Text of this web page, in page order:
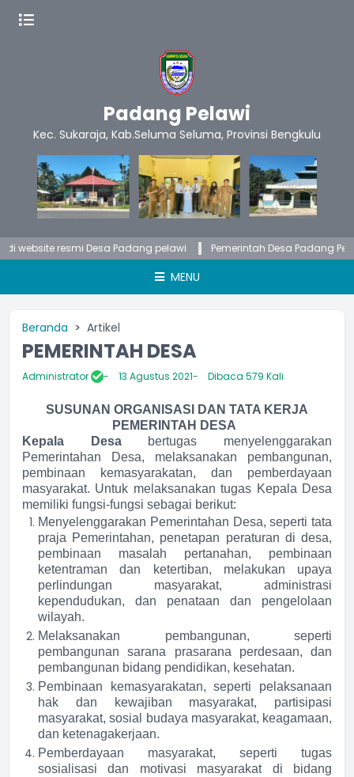
Padang Pelawi
Kec. Sukaraja, Kab.Seluma Seluma, Provinsi Bengkulu
resmi Desa Padang pelawi Pemerintah Desa Padang Pelawi
MENU
Beranda Artikel
PEMERINTAH DESA
Administrator 13 Agustus 2021 Dibaca 579 Kali
SUSUNAN ORGANISASI DAN TATA KERJA
PEMERINTAH DESA
Kepala Desabertugas menyelenggarakan
Pemerintahan Desa, melaksanakan pembangunan,
pembinaan kemasyarakatan, dan pemberdayaan
masyarakat. Untuk melaksanakan tugas Kepala Desa
memiliki fungsi-fungsi sebagai berikut:
Menyelenggarakan Pemerintahan Desa, seperti tata
praja Pemerintahan, penetapan peraturan di desa,
pembinaan masalah pertanahan, pembinaan
ketentraman dan ketertiban, melakukan upaya
perlindungan masyarakat, administrasi
kependudukan, dan penataan dan pengelolaan
wilayah.
Melaksanakan pembangunan, seperti
pembangunan sarana prasarana perdesaan, dan
pembangunan bidang pendidikan, kesehatan.
Pembinaan kemasyarakatan, seperti pelaksanaan
hak dan kewajiban masyarakat, partisipasi
masyarakat, sosial budaya masyarakat, keagamaan,
dan ketenagakerjaan.
Pemberdayaan masyarakat, seperti tugas
sosialisasi dan motivasi masyarakat di bidang